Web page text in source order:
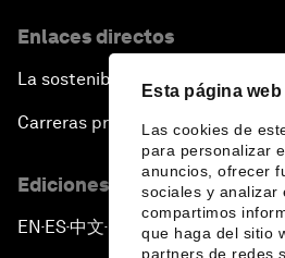
Esta página
Las cookies de
para personalizar
anuncios, ofrecer
sociales y analizar
compartimos
que haga del sitio
partners de redes
Enlaces directos
La sostenibilidad en el Foro
Carreras profesionales
Ediciones en otros idiomas
EN ▪ ES▪中文▪ 日本語